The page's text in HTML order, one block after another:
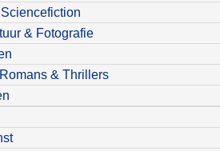
& Fotografie
& Thrillers